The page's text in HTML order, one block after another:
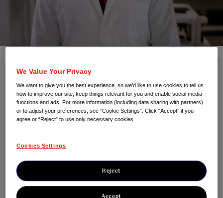
Empleo
Si unes tus capacidades a nuestro proyecto podremos
entorno laboral colaborativo donde encontrarás espacio
para equilibrar tu vida personal y profesional.
We Value Your Privacy
We want to give you the best experience, so we’d like to use cookies to tell us
how to improve our site, keep things relevant for you and enable social media
functions and ads. For more information (including data sharing with partners)
or to adjust your preferences, see “Cookie Settings”. Click “Accept” if you
agree or “Reject” to use only necessary cookies.
Cookies Settings
Reject
Accept